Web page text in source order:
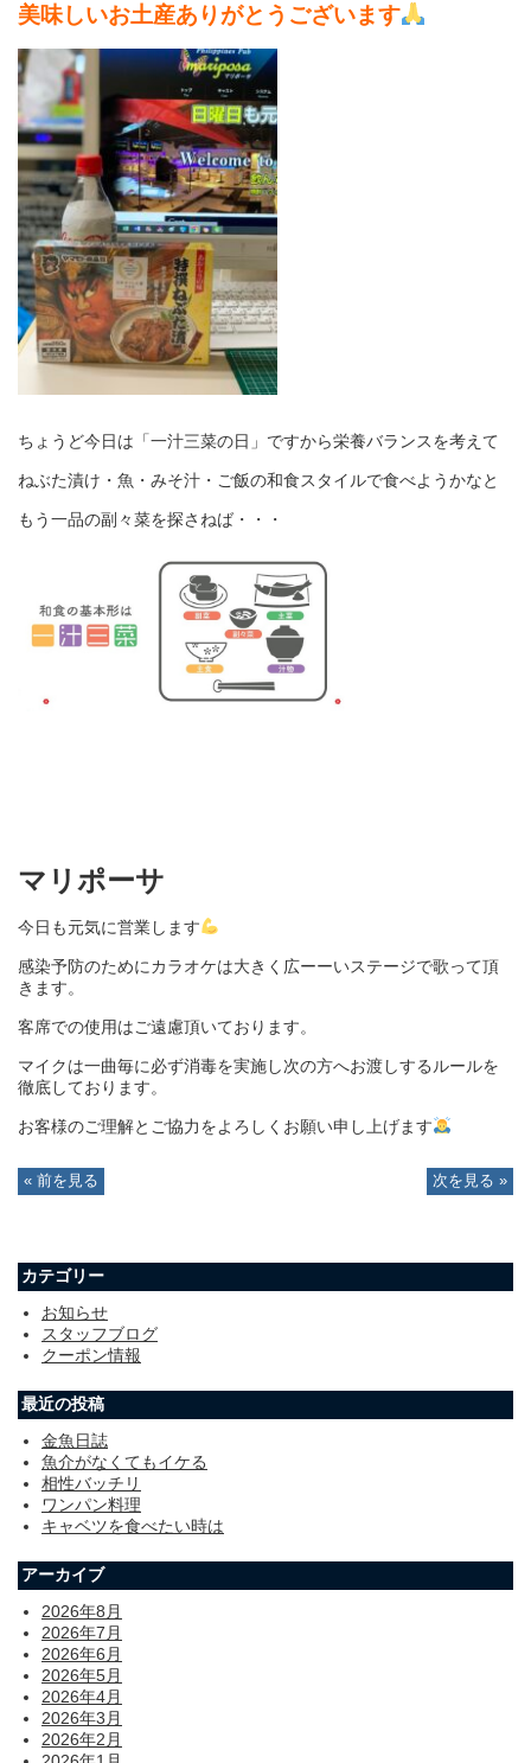
美味しいお土産ありがとうございます
ちょうど今日は「一汁三菜の日」ですから栄養バランスを考えて
ねぶた漬け・魚・みそ汁・ご飯の和食スタイルで食べようかなと
もう一品の副々菜を探さねば・・・
マリポーサ
今日も元気に営業します
感染予防のためにカラオケは大きく広ーーいステージで歌って頂
きます。
客席での使用はご遠慮頂いております。
マイクは一曲毎に必ず消毒を実施し次の方へお渡しするルールを
徹底しております。
お客様のご理解とご協力をよろしくお願い申し上げます
« 前を見る 次を見る »
カテゴリー
お知らせ
スタッフブログ
クーポン情報
最近の投稿
金魚日誌
魚介がなくてもイケる
相性バッチリ
ワンパン料理
キャベツを食べたい時は
アーカイブ
2026年8月
2026年7月
2026年6月
2026年5月
2026年4月
2026年3月
2026年2月